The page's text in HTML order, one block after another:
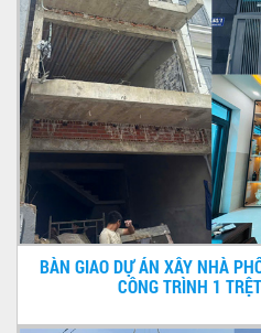
BÀN GIAO DỰ ÁN XÂY NHÀ
CÔNG TRÌNH 1